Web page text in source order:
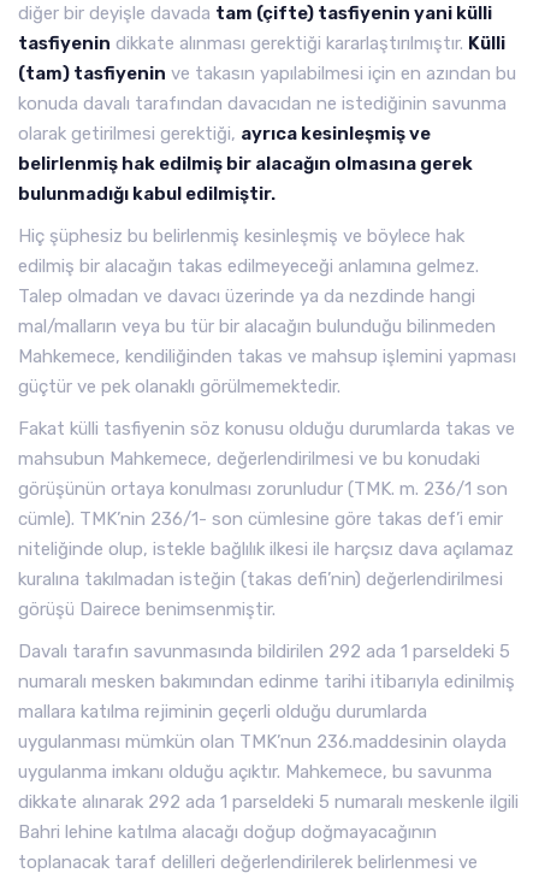
diğer bir deyişle davada tam (çifte) tasfiyenin yani külli
tasfiyenin dikkate alınması gerektiği kararlaştırılmıştır. Külli
(tam) tasfiyenin ve takasın yapılabilmesi için en azından bu
konuda davalı tarafından davacıdan ne istediğinin savunma
olarak getirilmesi gerektiği, ayrıca kesinleşmiş ve
belirlenmiş hak edilmiş bir alacağın olmasına gerek
bulunmadığı kabul edilmiştir.
Hiç şüphesiz bu belirlenmiş kesinleşmiş ve böylece hak
edilmiş bir alacağın takas edilmeyeceği anlamına gelmez.
Talep olmadan ve davacı üzerinde ya da nezdinde hangi
mal/malların veya bu tür bir alacağın bulunduğu bilinmeden
Mahkemece, kendiliğinden takas ve mahsup işlemini yapması
güçtür ve pek olanaklı görülmemektedir.
Fakat külli tasfiyenin söz konusu olduğu durumlarda takas ve
mahsubun Mahkemece, değerlendirilmesi ve bu konudaki
görüşünün ortaya konulması zorunludur (TMK. m. 236/1 son
cümle). TMK’nin 236/1- son cümlesine göre takas def’i emir
niteliğinde olup, istekle bağlılık ilkesi ile harçsız dava açılamaz
kuralına takılmadan isteğin (takas defi’nin) değerlendirilmesi
görüşü Dairece benimsenmiştir.
Davalı tarafın savunmasında bildirilen 292 ada 1 parseldeki 5
numaralı mesken bakımından edinme tarihi itibarıyla edinilmiş
mallara katılma rejiminin geçerli olduğu durumlarda
uygulanması mümkün olan TMK’nun 236.maddesinin olayda
uygulanma imkanı olduğu açıktır. Mahkemece, bu savunma
dikkate alınarak 292 ada 1 parseldeki 5 numaralı meskenle ilgili
Bahri lehine katılma alacağı doğup doğmayacağının
toplanacak taraf delilleri değerlendirilerek belirlenmesi ve